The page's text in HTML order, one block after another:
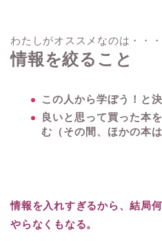
わたしがオススメなのは・・・
情報を絞ること
この人から学ぼう！と
良いと思って買った本
む（その間、ほかの本は
情報を入れすぎるから、結局
やらなくもなる。